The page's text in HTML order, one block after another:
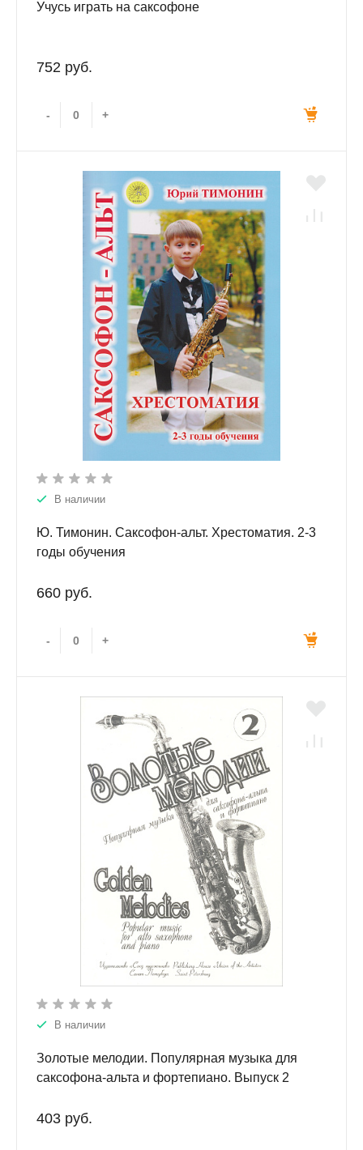
Учусь играть на саксофоне
752 руб.
- +
В наличии
Ю. Тимонин. Саксофон-альт. Хрестоматия. 2-3
годы обучения
660 руб.
- +
В наличии
Золотые мелодии. Популярная музыка для
саксофона-альта и фортепиано. Выпуск 2
403 руб.